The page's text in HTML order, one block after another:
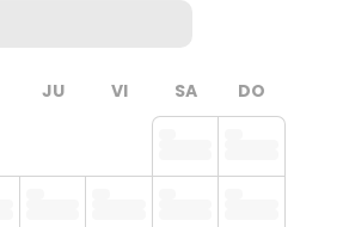
JU VI SA DO